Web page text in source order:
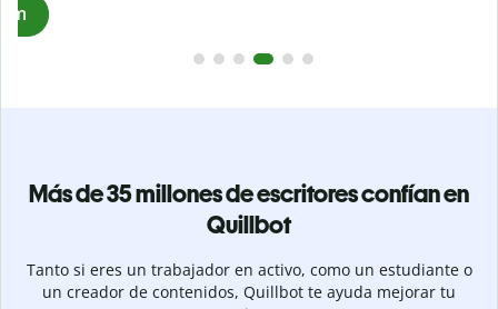
Más de 35 millones de escritores confían en
Quillbot
Tanto si eres un trabajador en activo, como un estudiante o
un creador de contenidos, Quillbot te ayuda mejorar tu